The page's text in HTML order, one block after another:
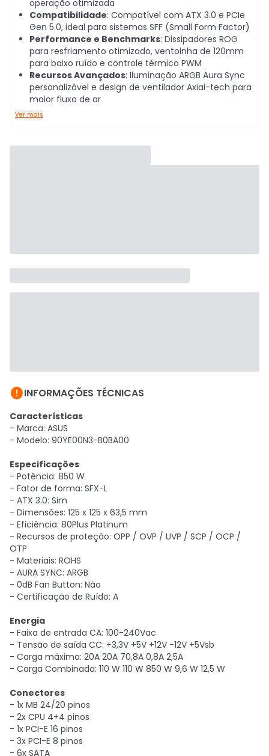
operação otimizada
Compatibilidade: Compatível com ATX 3.0 e PCIe
Gen 5.0, ideal para sistemas SFF (Small Form Factor)
Performance e Benchmarks: Dissipadores ROG
para resfriamento otimizado, ventoinha de 120mm
para baixo ruído e controle térmico PWM
Recursos Avançados: Iluminação ARGB Aura Sync
personalizável e design de ventilador Axial-tech para
maior fluxo de ar
Ver mais
INFORMAÇÕES TÉCNICAS
Características
- Marca: ASUS
- Modelo: 90YE00N3-B0BA00
Especificações
- Potência: 850 W
- Fator de forma: SFX-L
- ATX 3.0: Sim
- Dimensões: 125 x 125 x 63,5 mm
- Eficiência: 80Plus Platinum
- Recursos de proteção: OPP / OVP / UVP / SCP / OCP /
OTP
- Materiais: ROHS
- AURA SYNC: ARGB
- 0dB Fan Button: Não
- Certificação de Ruído: A
Energia
- Faixa de entrada CA: 100-240Vac
- Tensão de saída CC: +3,3V +5V +12V -12V +5Vsb
- Carga máxima: 20A 20A 70,8A 0,8A 2,5A
- Carga Combinada: 110 W 110 W 850 W 9,6 W 12,5 W
Conectores
- 1x MB 24/20 pinos
- 2x CPU 4+4 pinos
- 1x PCI-E 16 pinos
- 3x PCI-E 8 pinos
- 6x SATA